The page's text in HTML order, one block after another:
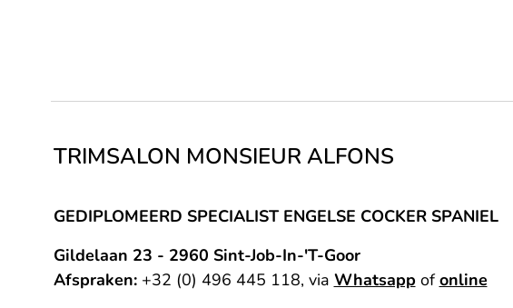
TRIMSALON MONSIEUR ALFONS
GEDIPLOMEERD SPECIALIST ENGELSE COCKER SPANIEL
Gildelaan 23 - 2960 Sint-Job-In-'T-Goor
Afspraken: +32 (0) 496 445 118, via Whatsapp ofonline